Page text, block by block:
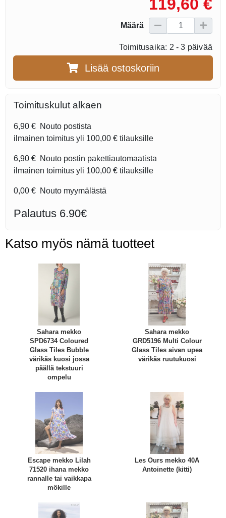
119,60 €
Määrä
Toimitusaika: 2 - 3 päivää
Lisää ostoskoriin
Toimituskulut alkaen
6,90 € Nouto postista
ilmainen toimitus yli 100,00 € tilauksille
6,90 € Nouto postin pakettiautomaatista
ilmainen toimitus yli 100,00 € tilauksille
0,00 € Nouto myymälästä
Palautus 6.90€
Katso myös nämä tuotteet
Sahara mekko
SPD6734 Coloured
Glass Tiles Bubble
värikäs kuosi jossa
päällä tekstuuri
ompelu
Sahara mekko
GRD5196 Multi Colour
Glass Tiles aivan upea
värikäs ruutukuosi
Escape mekko Lilah
71520 ihana mekko
rannalle tai vaikkapa
mökille
Les Ours mekko 40A
Antoinette (kitti)